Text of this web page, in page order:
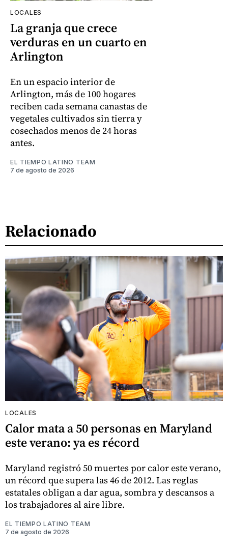
LOCALES
La granja que crece
verduras en un cuarto en
Arlington
En un espacio interior de
Arlington, más de 100 hogares
reciben cada semana canastas de
vegetales cultivados sin tierra y
cosechados menos de 24 horas
antes.
EL TIEMPO LATINO TEAM
7 de agosto de 2026
Relacionado
LOCALES
Calor mata a 50 personas en Maryland
este verano: ya es récord
Maryland registró 50 muertes por calor este verano,
un récord que supera las 46 de 2012. Las reglas
estatales obligan a dar agua, sombra y descansos a
los trabajadores al aire libre.
EL TIEMPO LATINO TEAM
7 de agosto de 2026